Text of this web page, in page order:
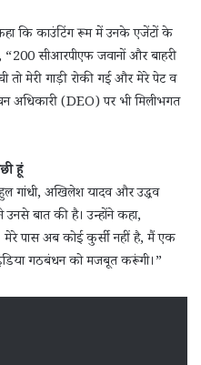
कि काउंटिंग रूम में उनके एजेंटों के
सीआरपीएफ जवानों और बाहरी
तो मेरी गाड़ी रोकी गई और मेरे पेट व
अधिकारी (DEO) पर भी मिलीभगत
हूं
गांधी, अखिलेश यादव और उद्धव
बात की है। उन्होंने कहा,
पास अब कोई कुर्सी नहीं है, मैं एक
गठबंधन को मजबूत करूंगी।”